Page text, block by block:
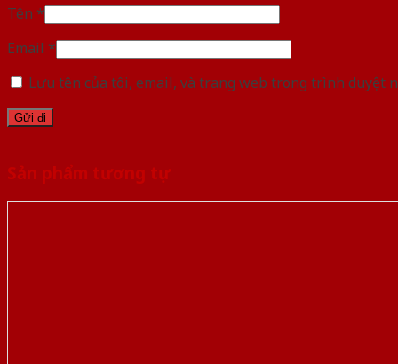
Tên *
Email *
Lưu tên của tôi, email, và trang web trong trình duyệt
Sản phẩm tương tự